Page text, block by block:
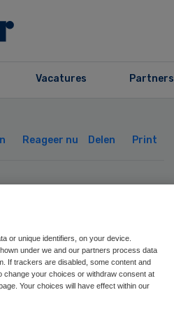
Vacatures Partners
Reageer nu Delen Print
in
or unique identifiers, on your device.
under we and our partners process data
If trackers are disabled, some content and
change your choices or withdraw consent at
Your choices will have effect within our